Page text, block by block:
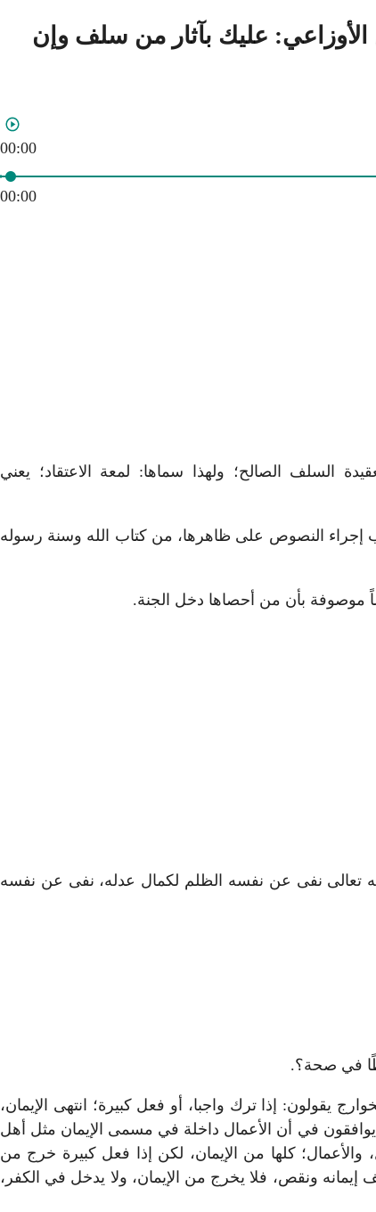
الكتاب إلى النقل عن الأوزاعي: عليك بآثار من سلف وإن
00:00
00:00
السلف الصالح؛ ولهذا سماها: لمعة الاعتقاد؛ يعني
إجراء النصوص على ظاهرها، من كتاب الله وسنة رسوله
موصوفة بأن من أحصاها دخل الجنة.
تعالى نفى عن نفسه الظلم لكمال عدله، نفى عن نفسه
في صحة؟.
يقولون: إذا ترك واجبا، أو فعل كبيرة؛ انتهى الإيمان،
يوافقون في أن الأعمال داخلة في مسمى الإيمان مثل أهل
والأعمال؛ كلها من الإيمان، لكن إذا فعل كبيرة خرج من
إيمانه ونقص، فلا يخرج من الإيمان، ولا يدخل في الكفر،